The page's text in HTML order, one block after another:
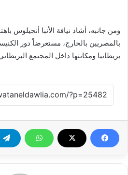
ومن جانبه، أشاد نيافة الأنبا أنجيلوس
بالمصريين بالخارج، مستعرضاً دور
بريطانيا ومكانتها داخل المجتمع